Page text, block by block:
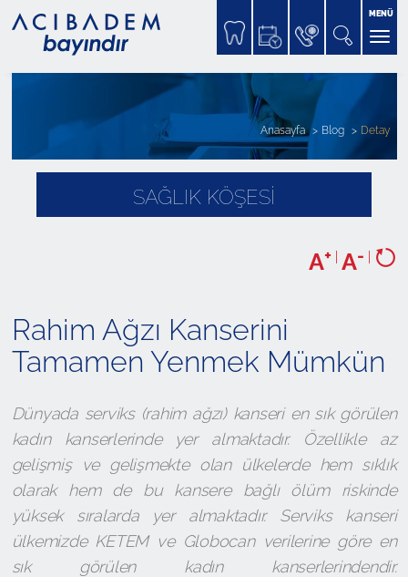
MENÜ
SAĞLIK KÖŞESİ
Anasayfa Blog Detay
A+ | A- |
Rahim Ağzı Kanserini
Tamamen Yenmek Mümkün
Dünyada serviks (rahim ağzı) kanseri en sık görülen
kadın kanserlerinde yer almaktadır. Özellikle az
gelişmiş ve gelişmekte olan ülkelerde hem sıklık
olarak hem de bu kansere bağlı ölüm riskinde
yüksek sıralarda yer almaktadır. Serviks kanseri
ülkemizde KETEM ve Globocan verilerine göre en
sık görülen kadın kanserlerindendir.